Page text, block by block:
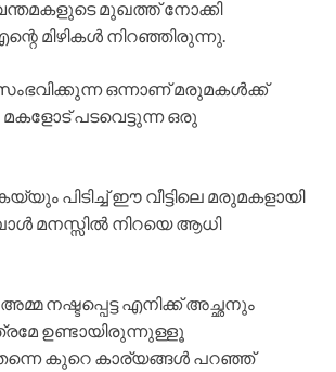
മുഖത്ത് നോക്കി
മിഴികൾ നിറഞ്ഞിരുന്നു.
ഒന്നാണ് മരുമകൾക്ക്
മകളോട് പടവെട്ടുന്ന ഒരു
പിടിച്ച് ഈ വീട്ടിലെ മരുമകളായി
മനസ്സിൽ നിറയെ ആധി
നഷ്ടപ്പെട്ട എനിക്ക് അച്ഛനും
ഉണ്ടായിരുന്നുള്ളൂ
കുറെ കാര്യങ്ങൾ പറഞ്ഞ്